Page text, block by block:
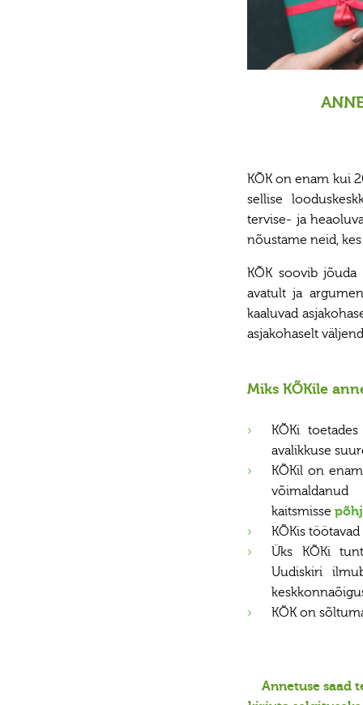
KÕK on enam kui
sellise
tervise- ja
nõustame neid,
KÕK soovib
avatult ja
kaaluvad
asjakohaselt
Miks KÕKile
KÕKi
avalikkuse
KÕKil on
kaitsmisse
KÕKis
Üks KÕKi
Uudiskiri
KÕK on
Annetuse saad